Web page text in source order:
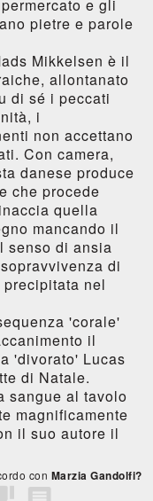
e gli
pietre e parole
Mikkelsen è il
allontanato
di sé i peccati
i
non accettano
Con camera,
danese produce
che procede
quella
mancando il
senso di ansia
di
nel
'corale'
il
'divorato' Lucas
di Natale.
sangue al tavolo
magnificamente
il suo autore il
con Marzia Gandolfi?